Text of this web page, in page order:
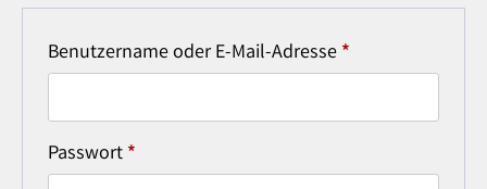
Benutzername oder E-Mail-Adresse*
Passwort*